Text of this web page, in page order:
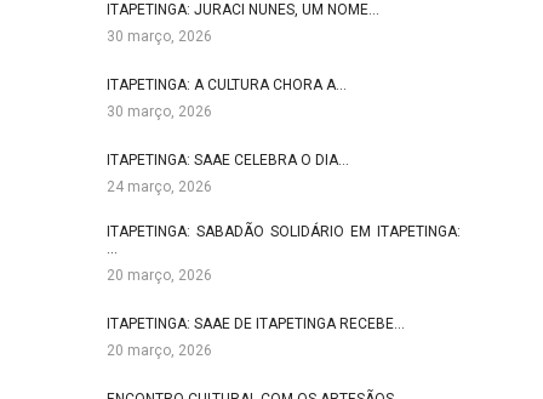
ITAPETINGA: JURACI NUNES, UM NOME…
30 março, 2026
ITAPETINGA: A CULTURA CHORA A…
30 março, 2026
ITAPETINGA: SAAE CELEBRA O DIA…
24 março, 2026
ITAPETINGA: SABADÃO SOLIDÁRIO EM ITAPETINGA:
…
20 março, 2026
ITAPETINGA: SAAE DE ITAPETINGA RECEBE…
20 março, 2026